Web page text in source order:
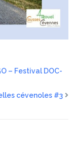
– Festival DOC-
cévenoles #3